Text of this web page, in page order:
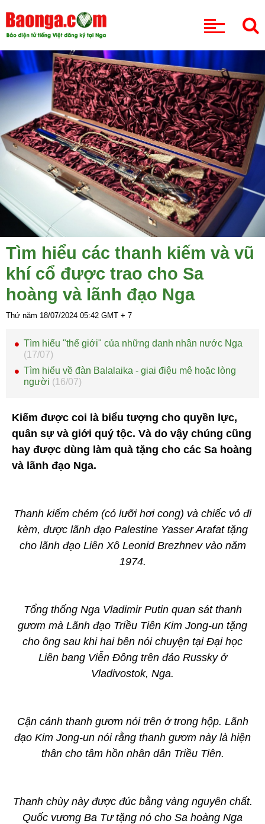
Tìm hiểu các thanh kiếm và vũ
khí cổ được trao cho Sa
hoàng và lãnh đạo Nga
Thứ năm 18/07/2024 05:42 GMT + 7
Tìm hiểu "thế giới" của những danh nhân nước Nga
(17/07)
Tìm hiểu về đàn Balalaika - giai điệu mê hoặc lòng
người (16/07)
Kiếm được coi là biểu tượng cho quyền lực,
quân sự và giới quý tộc. Và do vậy chúng cũng
hay được dùng làm quà tặng cho các Sa hoàng
và lãnh đạo Nga.
Thanh kiếm chém (có lưỡi hơi cong) và chiếc vỏ đi
kèm, được lãnh đạo Palestine Yasser Arafat tặng
cho lãnh đạo Liên Xô Leonid Brezhnev vào năm
1974.
Tổng thống Nga Vladimir Putin quan sát thanh
gươm mà Lãnh đạo Triều Tiên Kim Jong-un tặng
cho ông sau khi hai bên nói chuyện tại Đại học
Liên bang Viễn Đông trên đảo Russky ở
Vladivostok, Nga.
Cận cảnh thanh gươm nói trên ở trong hộp. Lãnh
đạo Kim Jong-un nói rằng thanh gươm này là hiện
thân cho tâm hồn nhân dân Triều Tiên.
Thanh chùy này được đúc bằng vàng nguyên chất.
Quốc vương Ba Tư tặng nó cho Sa hoàng Nga